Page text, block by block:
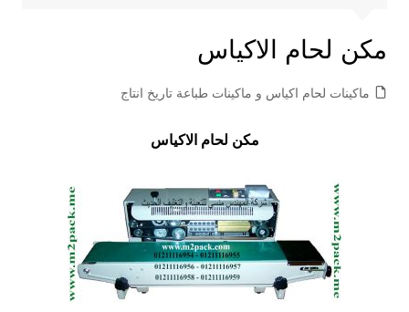
مكن لحام الاكياس
ماكينات لحام اكياس و ماكينات طباعة تاريخ انتاج
مكن لحام الاكياس